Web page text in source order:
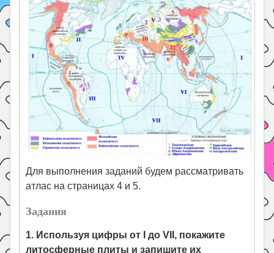
Для выполнения заданий будем рассматривать
атлас на страницах 4 и 5.
Задания
1. Используя цифры от I до VII, покажите
литосферные плиты и запишите их